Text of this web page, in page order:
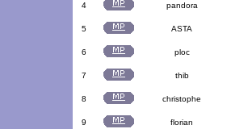
4 pandora
5 ASTA
6 ploc
7 thib
8 christophe
9 florian